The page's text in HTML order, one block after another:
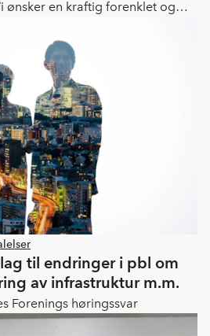
ønsker en kraftig forenklet og
og koordinator for å
Et revidert forslag må
til endringer i pbl om
av infrastruktur m.m.
Forenings høringssvar